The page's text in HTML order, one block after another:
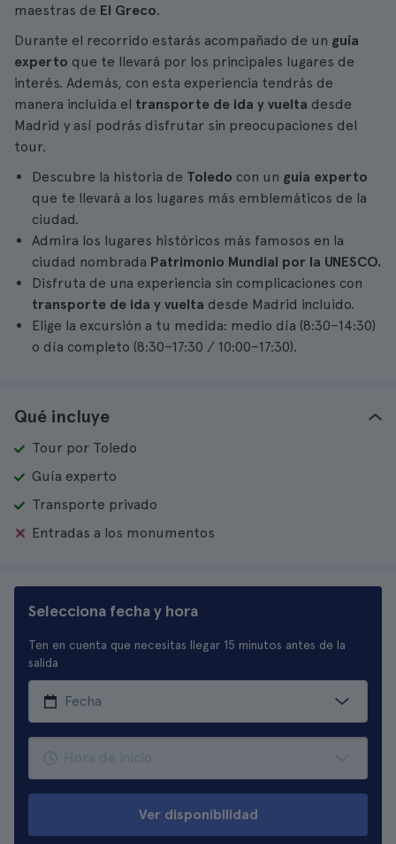
maestras de El Greco.
Durante el recorrido estarás acompañado de un guía
experto que te llevará por los principales lugares de
interés. Además, con esta experiencia tendrás de
manera incluida el transporte de ida y vuelta desde
Madrid y así podrás disfrutar sin preocupaciones del
tour.
Descubre la historia de Toledo con un guía experto
que te llevará a los lugares más emblemáticos de la
ciudad.
Admira los lugares históricos más famosos en la
ciudad nombrada Patrimonio Mundial por la UNESCO.
Disfruta de una experiencia sin complicaciones con
transporte de ida y vuelta desde Madrid incluido.
Elige la excursión a tu medida: medio día (8:30–14:30)
o día completo (8:30–17:30 / 10:00–17:30).
Qué incluye
Tour por Toledo
Guía experto
Transporte privado
Entradas a los monumentos
Selecciona fecha y hora
Ten en cuenta que necesitas llegar 15 minutos antes de la
salida
Ver disponibilidad